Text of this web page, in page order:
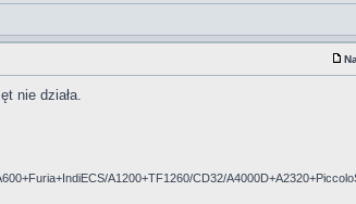
nie działa.
A1200+TF1260/CD32/